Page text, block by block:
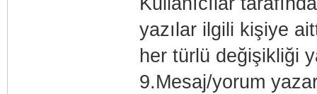
yazılar ilgili kişiye
her türlü değişikliği
9.Mesaj/yorum